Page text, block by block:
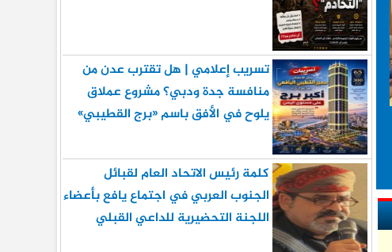
تسريب إعلامي | هل تقترب عدن من
منافسة جدة ودبي؟ مشروع عملاق
يلوح في الأفق باسم «برج القطيبي»
كلمة رئيس الاتحاد العام لقبائل
الجنوب العربي في اجتماع يافع بأعضاء
اللجنة التحضيرية للداعي القبلي